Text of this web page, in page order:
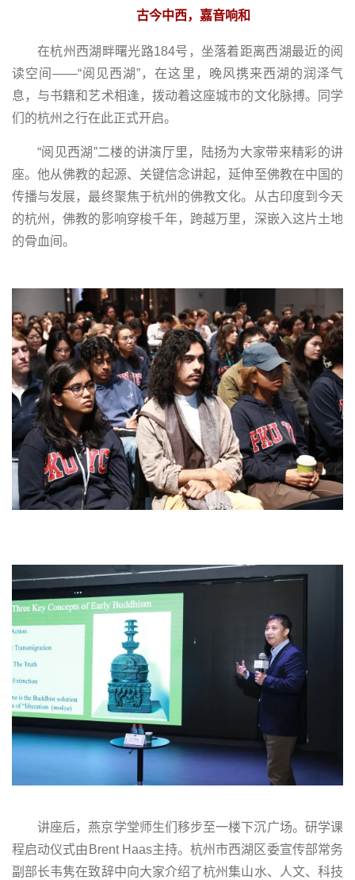
古今中西，嘉音响和
在杭州西湖畔曙光路184号，坐落着距离西湖最近的阅
读空间——“阅见西湖”，在这里，晚风携来西湖的润泽气
息，与书籍和艺术相逢，拨动着这座城市的文化脉搏。同学
们的杭州之行在此正式开启。
“阅见西湖”二楼的讲演厅里，陆扬为大家带来精彩的讲
座。他从佛教的起源、关键信念讲起，延伸至佛教在中国的
传播与发展，最终聚焦于杭州的佛教文化。从古印度到今天
的杭州，佛教的影响穿梭千年，跨越万里，深嵌入这片土地
的骨血间。
讲座后，燕京学堂师生们移步至一楼下沉广场。研学课
程启动仪式由Brent Haas主持。杭州市西湖区委宣传部常务
副部长韦隽在致辞中向大家介绍了杭州集山水、人文、科技